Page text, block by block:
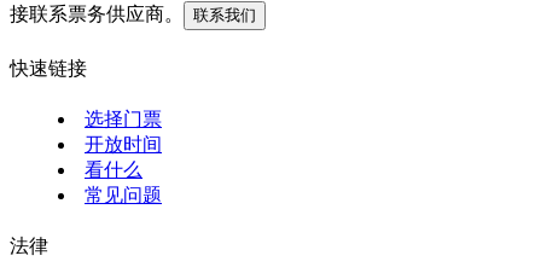
接联系票务供应商。
联系我们
快速链接
选择门票
开放时间
看什么
常见问题
法律